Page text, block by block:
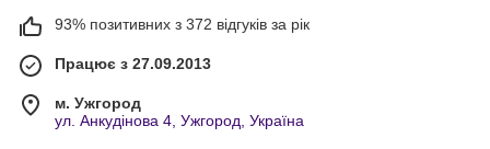
93% позитивних з 372 відгуків за рік
Працює з 27.09.2013
м. Ужгород
ул. Анкудінова 4, Ужгород, Україна